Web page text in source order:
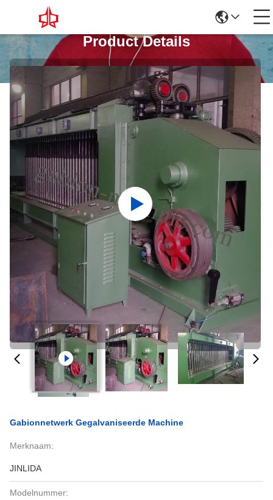
Product Details
Gabionnetwerk Gegalvaniseerde Machine
Merknaam:
JINLIDA
Modelnummer: